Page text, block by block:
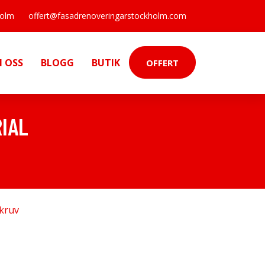
offert@fasadrenoveringarstockholm.com
OSS BLOGG BUTIK OFFERT